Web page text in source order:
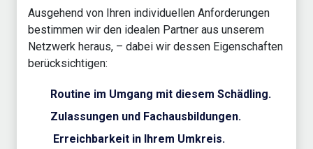
Ausgehend von Ihren individuellen Anforderungen
bestimmen wir den idealen Partner aus unserem
Netzwerk heraus, – dabei wir dessen Eigenschaften
berücksichtigen:
Routine im Umgang mit diesem Schädling.
Zulassungen und Fachausbildungen.
Erreichbarkeit in Ihrem Umkreis.